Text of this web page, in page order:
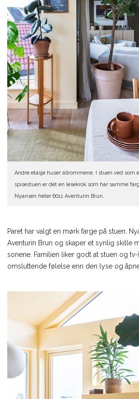
Andre etasje huser allrommene. I stuen ved som
spisestuen er det en lesekrok som har samme
Nyansen heter 6011 Aventurin Brun.
Paret har valgt en mørk farge på stuen.
Aventurin Brun og skaper et synlig skille
sonene. Familien liker godt at stuen og
omsluttende følelse enn den lyse og